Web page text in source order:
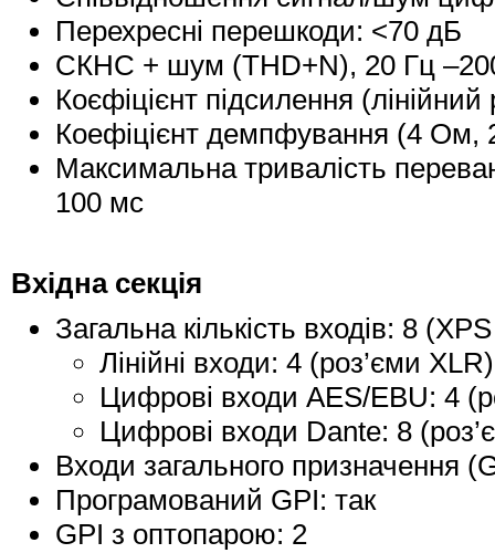
Перехресні перешкоди: <70 дБ
СКНС + шум (THD+N), 20 Гц
Коєфіцієнт підсилення
Коефіцієнт демпфування (4 Ом,
Максимальна тривалість
100 мс
Вхідна секція
Загальна кількість входів: 8
Лінійні входи: 4 (роз’єми XLR)
Цифрові входи AES/EBU: 4
Цифрові входи Dante: 8
Входи загального призначення
Програмований GPI: так
GPI з оптопарою: 2